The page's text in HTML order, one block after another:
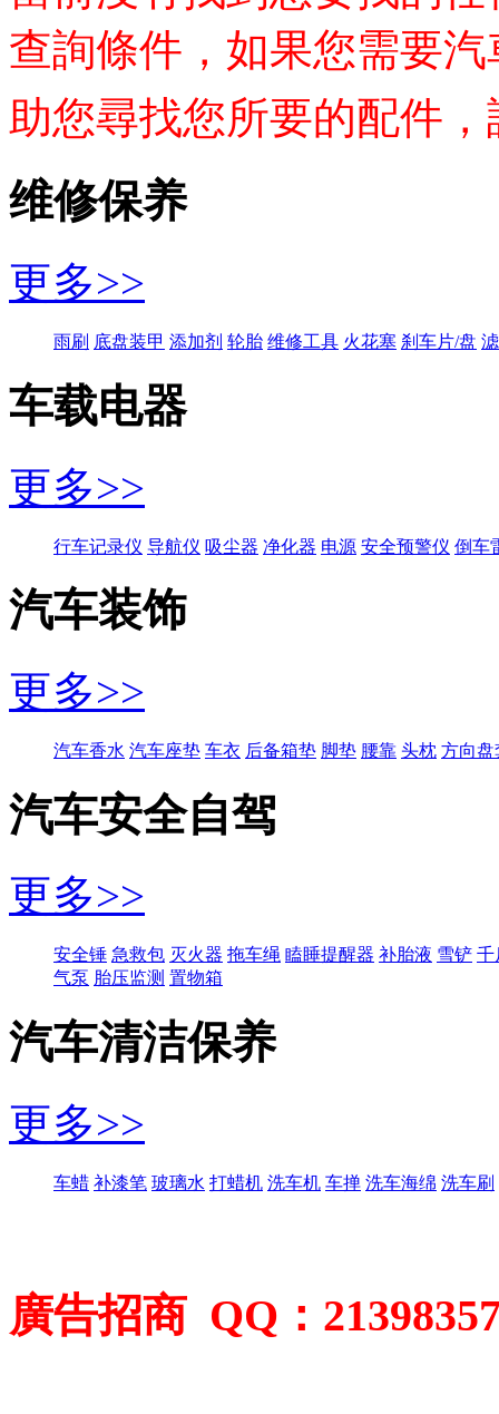
查詢條件，如果您需
助您尋找您所要的配件，
维修保养
更多>>
雨刷 底盘装甲 添加剂 轮胎 维修工具 火花塞 刹车片/盘
车载电器
更多>>
行车记录仪 导航仪 吸尘器 净化器 电源 安全预警仪 倒车
汽车装饰
更多>>
汽车香水 汽车座垫 车衣 后备箱垫 脚垫 腰靠 头枕 方向盘
汽车安全自驾
更多>>
安全锤 急救包 灭火器 拖车绳 瞌睡提醒器 补胎液 雪铲 千
气泵 胎压监测 置物箱
汽车清洁保养
更多>>
车蜡 补漆笔 玻璃水 打蜡机 洗车机 车掸 洗车海绵 洗车刷
廣告招商 QQ：